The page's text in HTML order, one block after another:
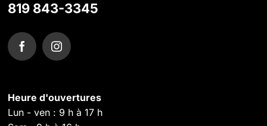
819 843-3345
Heure d'ouvertures
Lun - ven : 9 h à 17 h